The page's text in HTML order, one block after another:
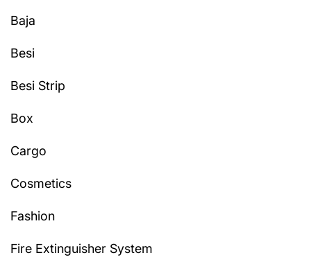
Baja
Besi
Besi Strip
Box
Cargo
Cosmetics
Fashion
Fire Extinguisher System